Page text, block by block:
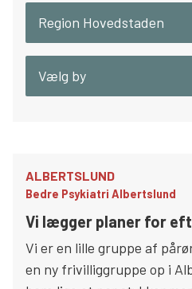
Region Hovedstaden
Vælg by
ALBERTSLUND
Bedre Psykiatri Albertslund
Vi lægger planer for
Vi er en lille gruppe af
en ny frivilliggruppe op i